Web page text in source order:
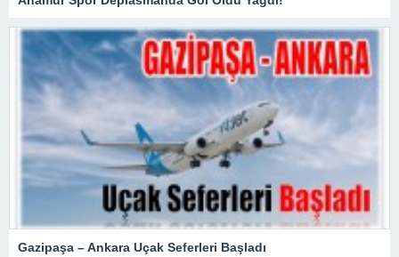
Gazipaşa – Ankara Uçak Seferleri Başladı